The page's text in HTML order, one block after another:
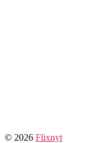
© 2026 Flixnyt